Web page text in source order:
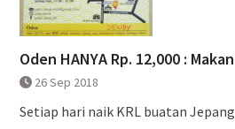
Oden HANYA Rp. 12,000 :
26 Sep 2018
Setiap hari naik KRL buatan